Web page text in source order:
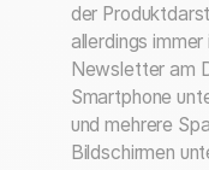
der
allerdings
Newsletter am
Smartphone
und mehrere
Bildschirmen